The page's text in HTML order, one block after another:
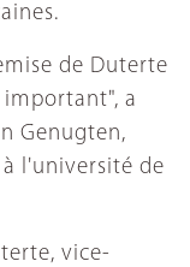
de Duterte
a
Genugten,
l'université de
vice-